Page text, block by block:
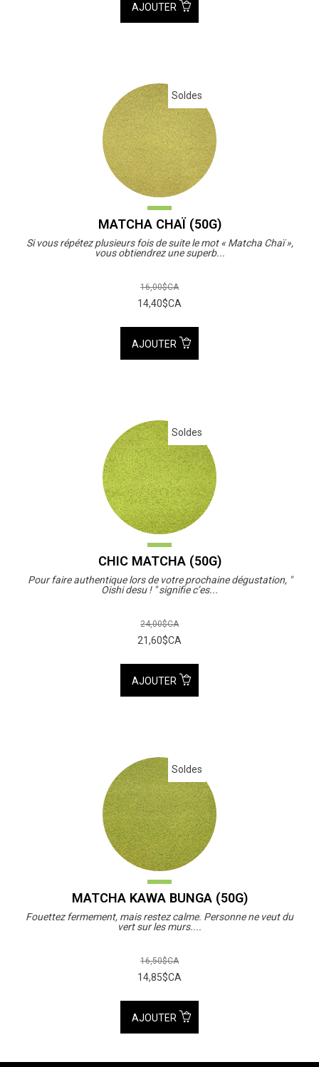
AJOUTER
Soldes
MATCHA CHAÏ (50G)
Si vous répétez plusieurs fois de suite le mot « Matcha Chaï »,
vous obtiendrez une superb...
16,00$CA
14,40$CA
AJOUTER
Soldes
CHIC MATCHA (50G)
Pour faire authentique lors de votre prochaine dégustation, "
Oishi desu ! " signifie c’es...
24,00$CA
21,60$CA
AJOUTER
Soldes
MATCHA KAWA BUNGA (50G)
Fouettez fermement, mais restez calme. Personne ne veut du
vert sur les murs....
16,50$CA
14,85$CA
AJOUTER